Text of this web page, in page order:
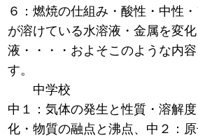
６：燃焼の仕組み・酸性・中性
が溶けている水溶液・金属を変
液・・・・およそこのような内
す。
中学校
中１：気体の発生と性質・溶解
化・物質の融点と沸点、中２：